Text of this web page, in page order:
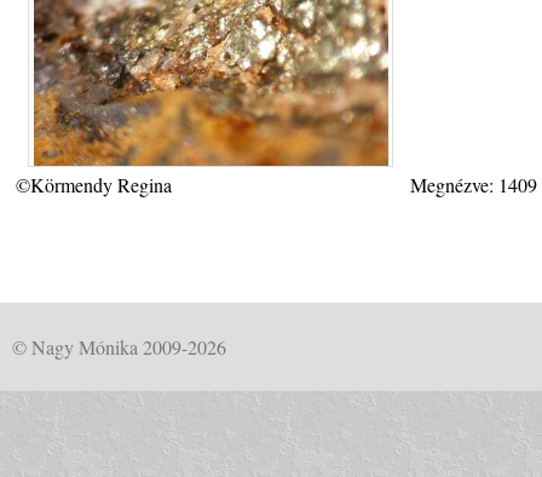
©Körmendy Regina Megnézve:
© Nagy Mónika 2009-2026